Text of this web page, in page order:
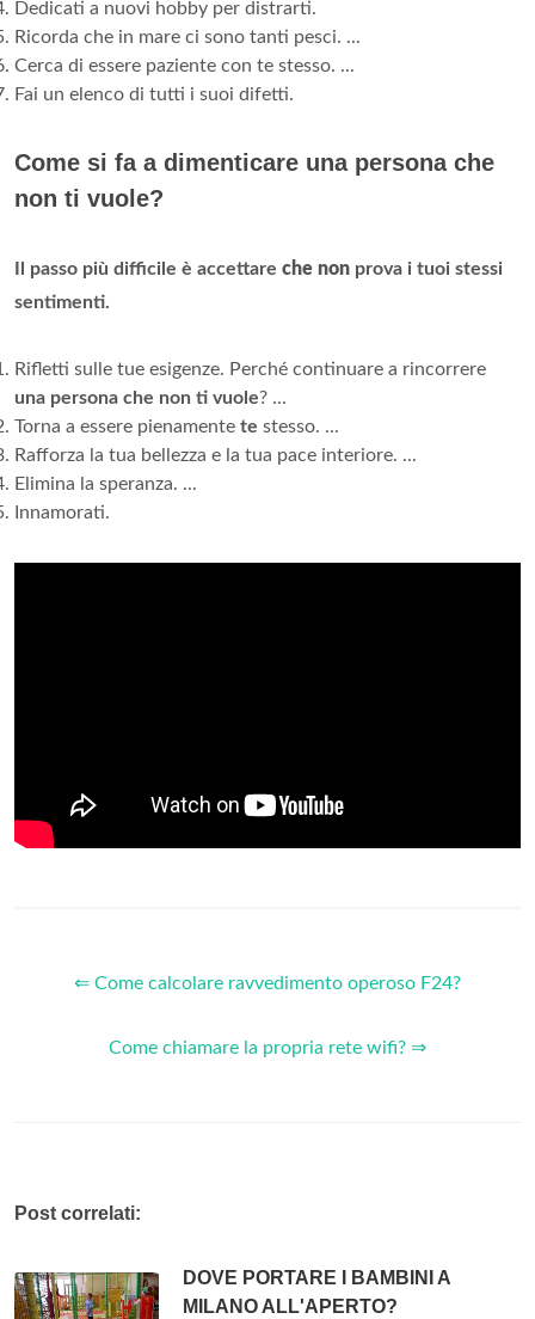
Dedicati a nuovi hobby per distrarti.
Ricorda che in mare ci sono tanti pesci. ...
Cerca di essere paziente con te stesso. ...
Fai un elenco di tutti i suoi difetti.
Come si fa a dimenticare una persona che
non ti vuole?
Il passo più difficile è accettare che non prova i tuoi stessi
sentimenti.
Rifletti sulle tue esigenze. Perché continuare a rincorrere
una persona che non ti vuole? ...
Torna a essere pienamente te stesso. ...
Rafforza la tua bellezza e la tua pace interiore. ...
Elimina la speranza. ...
Innamorati.
⇐ Come calcolare ravvedimento operoso F24?
Come chiamare la propria rete wifi? ⇒
Post correlati:
DOVE PORTARE I BAMBINI A
MILANO ALL'APERTO?